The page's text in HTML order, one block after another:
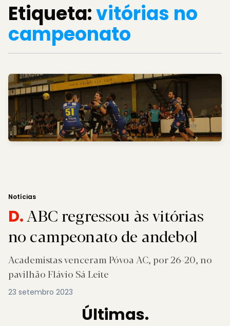
Etiqueta:vitórias no
campeonato
Notícias
D.ABC regressou às vitórias
no campeonato de andebol
Academistas venceram Póvoa AC, por 26-20, no
pavilhão Flávio Sá Leite
23 setembro 2023
Últimas.